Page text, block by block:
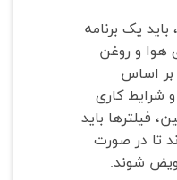
یک برنامه
هوا و روغن
بر اساس
شرایط کاری
فیلترها باید
تا در صورت
شوند.